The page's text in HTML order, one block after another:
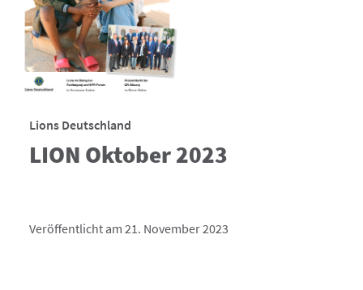
Lions Deutschland
LION Oktober 2023
Veröffentlicht am 21. November 2023